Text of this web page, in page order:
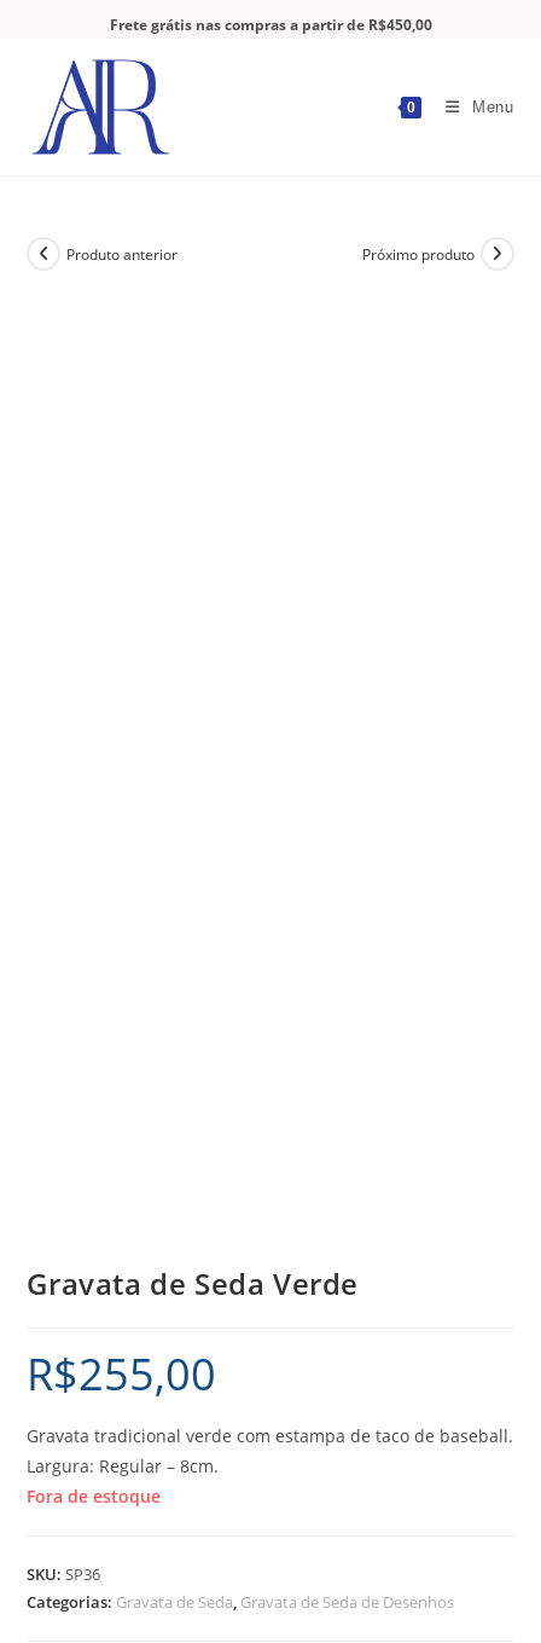
Frete grátis nas compras a partir de R$450,00
0 Menu
Produto anterior Próximo produto
Gravata de Seda Verde
R$255,00
Gravata tradicional verde com estampa de taco de baseball.
Largura: Regular – 8cm.
Fora de estoque
SKU:SP36
Categorias: Gravata de Seda, Gravata de Seda de Desenhos